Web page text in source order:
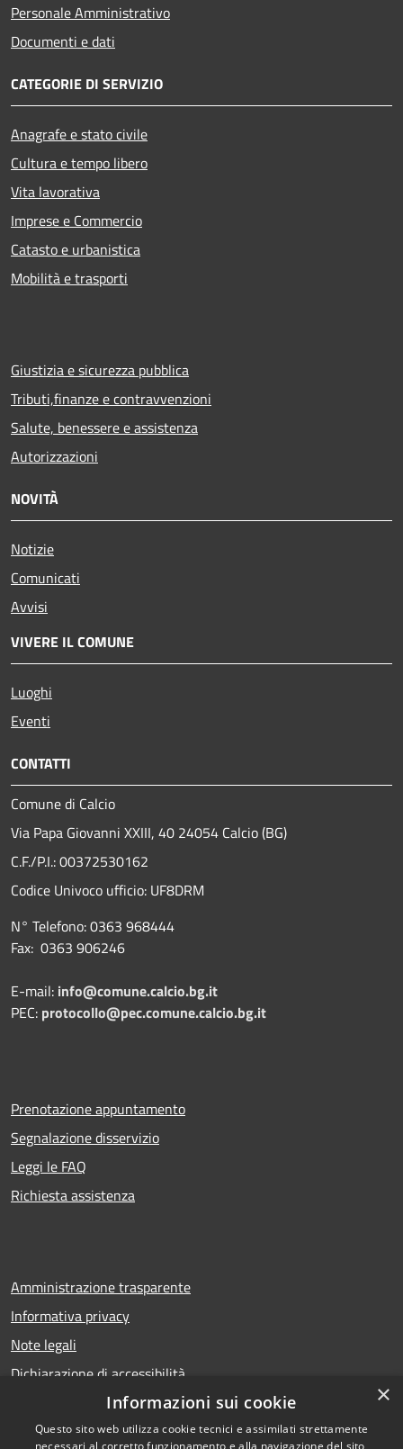
Personale Amministrativo
Documenti e dati
CATEGORIE DI SERVIZIO
Anagrafe e stato civile
Cultura e tempo libero
Vita lavorativa
Imprese e Commercio
Catasto e urbanistica
Mobilità e trasporti
Giustizia e sicurezza pubblica
Tributi,finanze e contravvenzioni
Salute, benessere e assistenza
Autorizzazioni
NOVITÀ
Notizie
Comunicati
Avvisi
VIVERE IL COMUNE
Luoghi
Eventi
CONTATTI
Comune di Calcio
Via Papa Giovanni XXIII, 40 24054 Calcio (BG)
C.F./P.I.: 00372530162
Codice Univoco ufficio: UF8DRM
N° Telefono: 0363 968444
Fax: 0363 906246
E-mail: info@comune.calcio.bg.it
PEC: protocollo@pec.comune.calcio.bg.it
Prenotazione appuntamento
Segnalazione disservizio
Leggi le FAQ
Richiesta assistenza
Amministrazione trasparente
Informativa privacy
Note legali
Dichiarazione di accessibilità
×
Informazioni sui cookie
Questo sito web utilizza cookie tecnici e assimilati strettamente
necessari al corretto funzionamento e alla navigazione del sito,